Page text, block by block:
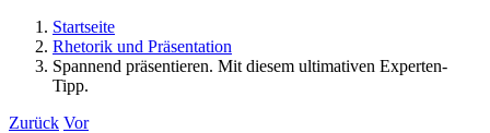
Startseite
Rhetorik und Präsentation
Spannend präsentieren. Mit diesem ultimativen Experten-
Tipp.
Zurück Vor